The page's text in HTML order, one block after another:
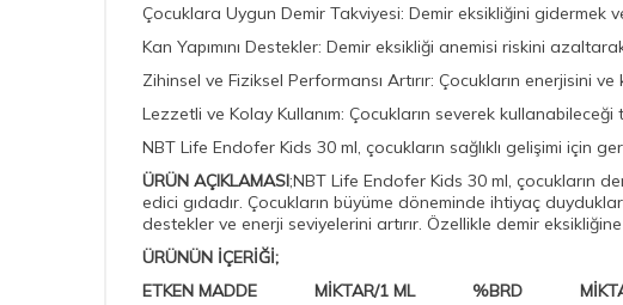
Çocuklara Uygun Demir Takviyesi: Demir eksikliğini gidermek
Kan Yapımını Destekler: Demir eksikliği anemisi riskini
Zihinsel ve Fiziksel Performansı Artırır: Çocukların enerjisini
Lezzetli ve Kolay Kullanım: Çocukların severek kullanabileceği
NBT Life Endofer Kids 30 ml, çocukların sağlıklı gelişimi için
ÜRÜN AÇIKLAMASI;NBT Life Endofer Kids 30 ml, çocukların
edici gıdadır. Çocukların büyüme döneminde ihtiyaç
destekler ve enerji seviyelerini artırır. Özellikle demir
ÜRÜNÜN İÇERİĞİ;
ETKEN MADDE MİKTAR/1 ML %BRD